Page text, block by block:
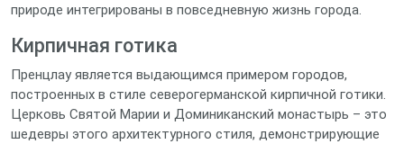
природе интегрированы в повседневную жизнь города.
Кирпичная готика
Пренцлау является выдающимся примером городов,
построенных в стиле северогерманской кирпичной готики.
Церковь Святой Марии и Доминиканский монастырь – это
шедевры этого архитектурного стиля, демонстрирующие